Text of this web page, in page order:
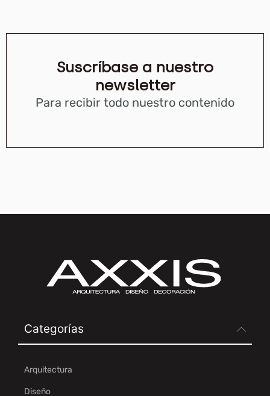
Suscríbase a nuestro
newsletter
Para recibir todo nuestro contenido
Categorías
Arquitectura
Diseño